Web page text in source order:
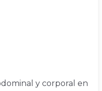
y corporal en